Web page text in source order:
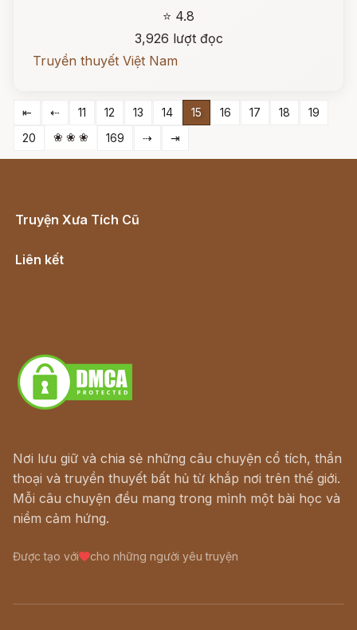
⭐ 4.8
3,926 lượt đọc
Truyền thuyết Việt Nam
⇤ ⇠ 11 12 13 14 15 16 17 18
19
20
❀ ❀ ❀ 169 ⇢ ⇥
Truyện Xưa Tích Cũ
Liên kết
Nơi lưu giữ và chia sẻ những câu chuyện cổ tích, thần
thoại và truyền thuyết bất hủ từ khắp nơi trên thế giới.
Mỗi câu chuyện đều mang trong mình một bài học và
niềm cảm hứng.
Được tạo với cho những người yêu truyện